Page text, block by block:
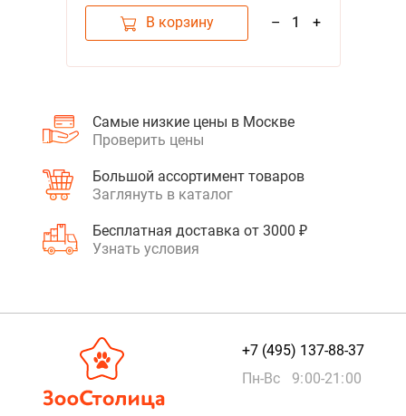
В корзину – 1 +
Самые низкие цены в Москве
Проверить цены
Большой ассортимент товаров
Заглянуть в каталог
Бесплатная доставка от 3000 ₽
Узнать условия
+7 (495) 137-88-37
Пн-Вс 9:00-21:00